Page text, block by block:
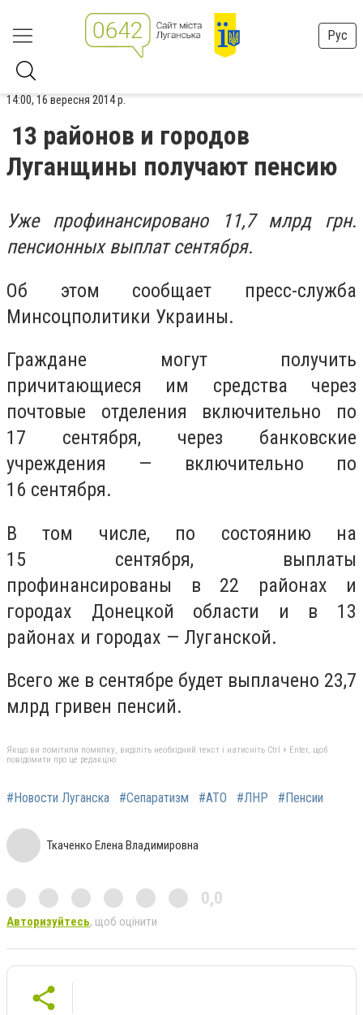
Рус
14:00, 16 вересня 2014 р.
13 районов и городов
Луганщины получают пенсию
Уже профинансировано 11,7 млрд грн.
пенсионных выплат сентября.
Об этом сообщает пресс-служба
Минсоцполитики Украины.
Граждане могут получить
причитающиеся им средства через
почтовые отделения включительно по
17 сентября, через банковские
учреждения — включительно по
16 сентября.
В том числе, по состоянию на
15 сентября, выплаты
профинансированы в 22 районах и
городах Донецкой области и в 13
районах и городах — Луганской.
Всего же в сентябре будет выплачено 23,7
млрд гривен пенсий.
Якщо ви помітили помилку, виділіть необхідний текст і натисніть Ctrl + Enter, щоб
повідомити про це редакцію
#Новости Луганска #Сепаратизм #АТО #ЛНР #Пенсии
Ткаченко Елена Владимировна
0,0
Авторизуйтесь, щоб оцінити